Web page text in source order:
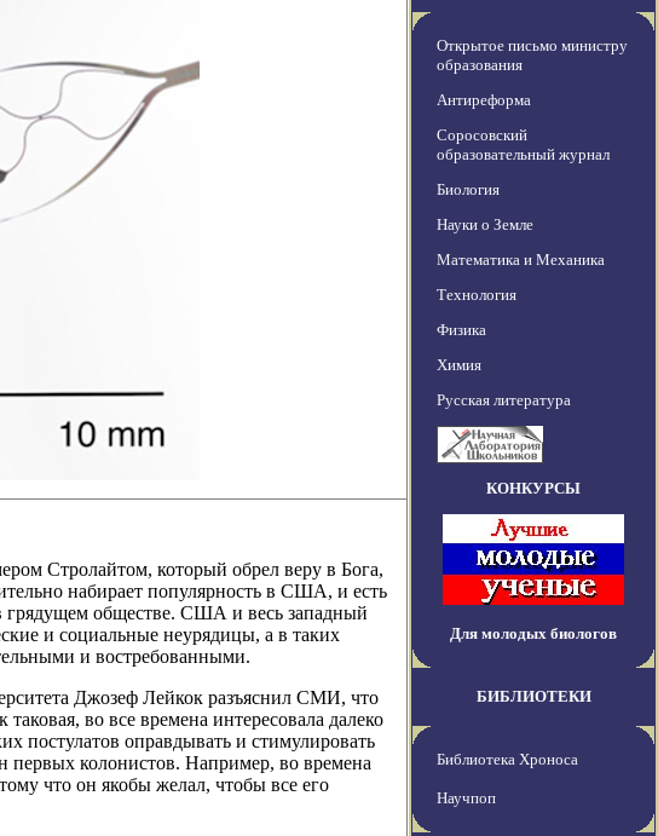
Стролайтом, который обрел веру в Бога,
набирает популярность в США, и есть
грядущем обществе. США и весь западный
и социальные неурядицы, а в таких
и востребованными.
Джозеф Лейкок разъяснил СМИ, что
во все времена интересовала далеко
постулатов оправдывать и стимулировать
первых колонистов. Например, во времена
что он якобы желал, чтобы все его
Открытое письмо министру
образования
Антиреформа
Соросовский
образовательный журнал
Биология
Науки о Земле
Математика и Механика
Технология
Физика
Химия
Русская литература
КОНКУРСЫ
Для молодых биологов
БИБЛИОТЕКИ
Библиотека Хроноса
Научпоп